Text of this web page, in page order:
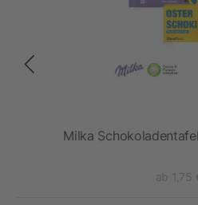
Milka
ab 1,75